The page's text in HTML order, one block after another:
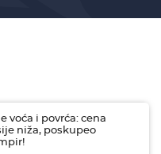
voća i povrća: cena
niža, poskupeo